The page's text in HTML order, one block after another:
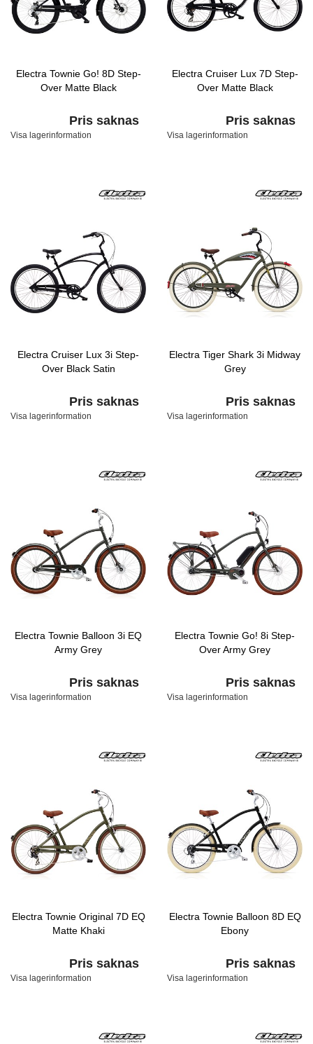
Electra Townie Go! 8D Step-
Over Matte Black
Pris saknas
Visa lagerinformation
Electra Cruiser Lux 7D Step-
Over Matte Black
Pris saknas
Visa lagerinformation
Electra Cruiser Lux 3i Step-
Over Black Satin
Pris saknas
Visa lagerinformation
Electra Tiger Shark 3i Midway
Grey
Pris saknas
Visa lagerinformation
Electra Townie Balloon 3i EQ
Army Grey
Pris saknas
Visa lagerinformation
Electra Townie Go! 8i Step-
Over Army Grey
Pris saknas
Visa lagerinformation
Electra Townie Original 7D EQ
Matte Khaki
Pris saknas
Visa lagerinformation
Electra Townie Balloon 8D EQ
Ebony
Pris saknas
Visa lagerinformation